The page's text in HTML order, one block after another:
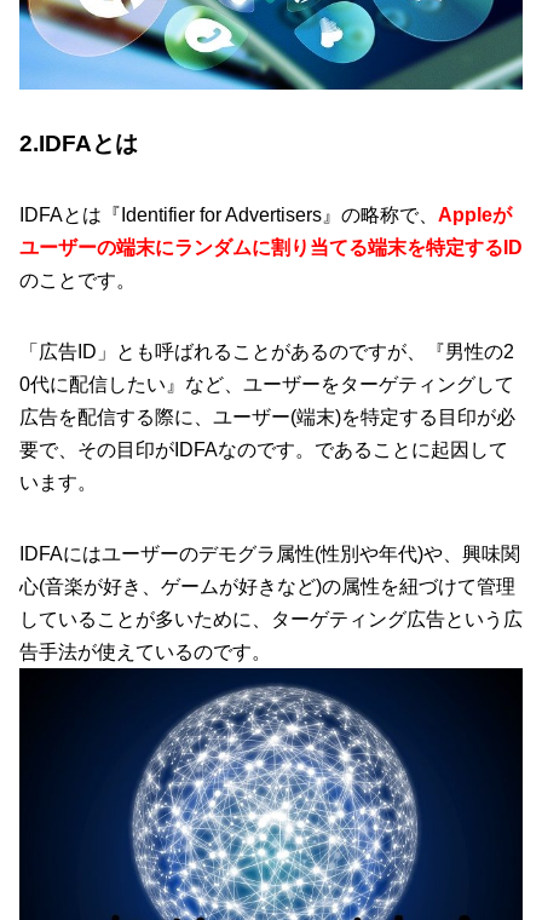
2.IDFAとは
IDFAとは『Identifier for Advertisers』の略称で、 Appleが
ユーザーの端末にランダムに割り当てる端末を特定するID
のことです。
「広告ID」とも呼ばれることがあるのですが、『男性の2
0代に配信したい』など、ユーザーをターゲティングして
広告を配信する際に、ユーザー(端末)を特定する目印が必
要で、その目印がIDFAなのです。であることに起因して
います。
IDFAにはユーザーのデモグラ属性(性別や年代)や、興味関
心(音楽が好き、ゲームが好きなど)の属性を紐づけて管理
していることが多いために、ターゲティング広告という広
告手法が使えているのです。